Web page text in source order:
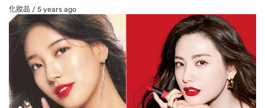
化妝品 / 5 years ago